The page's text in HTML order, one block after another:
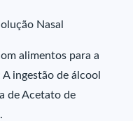
Nasal
alimentos para a
ingestão de álcool
de Acetato de